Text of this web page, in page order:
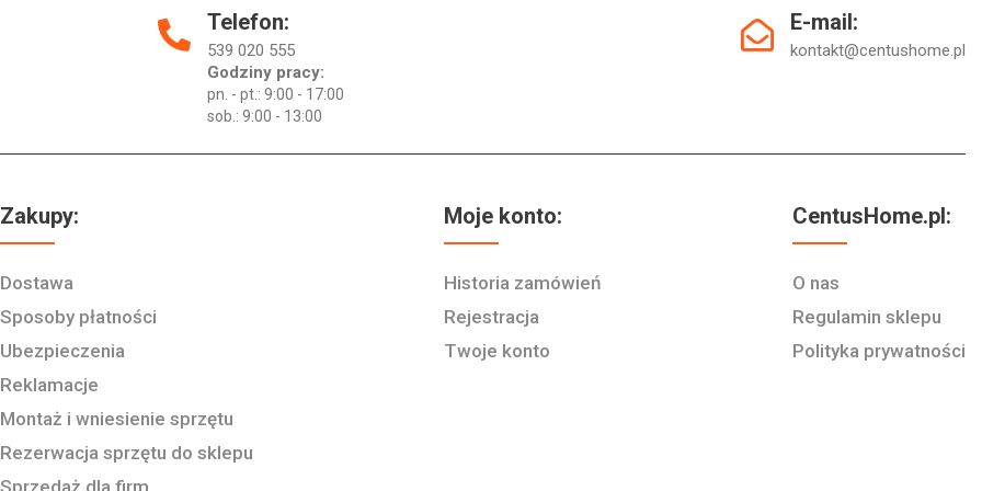
Telefon:
539 020 555
Godziny pracy:
pn. - pt.: 9:00 - 17:00
sob.: 9:00 - 13:00
E-mail:
kontakt@centushome.pl
Zakupy:
Dostawa
Sposoby płatności
Ubezpieczenia
Reklamacje
Montaż i wniesienie sprzętu
Rezerwacja sprzętu do sklepu
Moje konto:
Historia zamówień
Rejestracja
Twoje konto
CentusHome.pl:
O nas
Regulamin sklepu
Polityka prywatności